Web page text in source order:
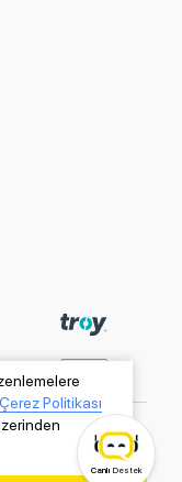
Çerez Politikası
Canlı Destek